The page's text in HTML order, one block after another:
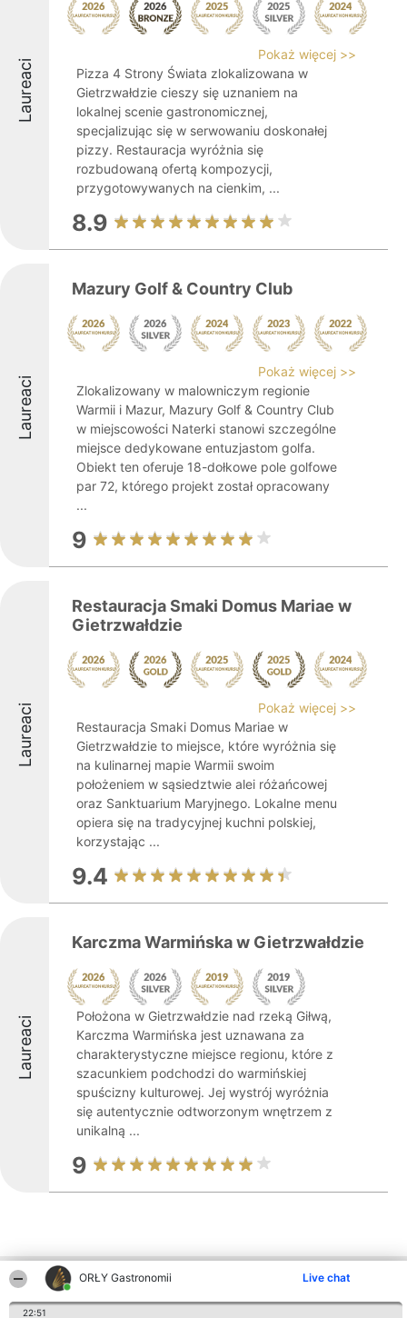
ORŁY Gastronomii Live chat
22:51
Laureaci
Pokaż więcej >>
Pizza 4 Strony Świata zlokalizowana w
Gietrzwałdzie cieszy się uznaniem na
lokalnej scenie gastronomicznej,
specjalizując się w serwowaniu doskonałej
pizzy. Restauracja wyróżnia się
rozbudowaną ofertą kompozycji,
przygotowywanych na cienkim, ...
8.9
Laureaci
Mazury Golf & Country Club
Pokaż więcej >>
Zlokalizowany w malowniczym regionie
Warmii i Mazur, Mazury Golf & Country Club
w miejscowości Naterki stanowi szczególne
miejsce dedykowane entuzjastom golfa.
Obiekt ten oferuje 18-dołkowe pole golfowe
par 72, którego projekt został opracowany
...
9
Laureaci
Restauracja Smaki Domus Mariae w
Gietrzwałdzie
Pokaż więcej >>
Restauracja Smaki Domus Mariae w
Gietrzwałdzie to miejsce, które wyróżnia się
na kulinarnej mapie Warmii swoim
położeniem w sąsiedztwie alei różańcowej
oraz Sanktuarium Maryjnego. Lokalne menu
opiera się na tradycyjnej kuchni polskiej,
korzystając ...
9.4
Laureaci
Karczma Warmińska w Gietrzwałdzie
Położona w Gietrzwałdzie nad rzeką Giłwą,
Karczma Warmińska jest uznawana za
charakterystyczne miejsce regionu, które z
szacunkiem podchodzi do warmińskiej
spuścizny kulturowej. Jej wystrój wyróżnia
się autentycznie odtworzonym wnętrzem z
unikalną ...
9
Inne firmy z województwa